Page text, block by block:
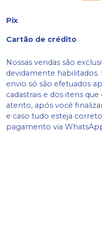
Pix
Cartão de crédito
Nossas vendas são
devidamente
envio só são efetuados
cadastrais e dos itens
atento, após você
e caso tudo esteja
pagamento via